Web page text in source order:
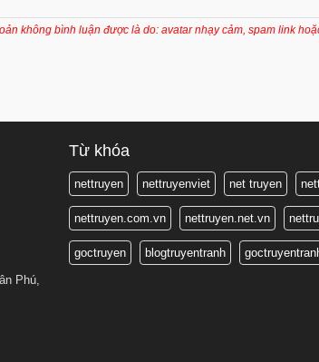
8 tháng trước
8 tháng trước
8 tháng trước
8 tháng trước
8 tháng trước
8 tháng trước
không bình luận được là do: avatar nhạy cảm, spam link
Phú,
Từ khóa
nettruyen nettruyenviet net truyen
nettruyen.com.vn nettruyen.net.vn
goctruyen blogtruyentranh